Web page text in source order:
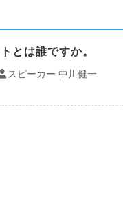
とは誰ですか。
スピーカー 中川健一